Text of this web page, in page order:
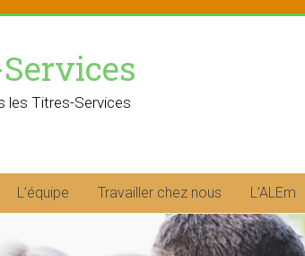
les Titres-Services
L’équipe Travailler chez nous L’ALEm